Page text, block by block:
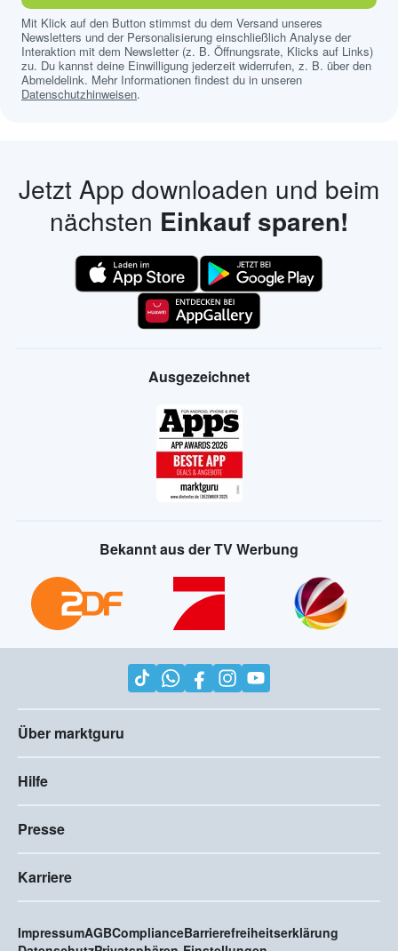
Mit Klick auf den Button stimmst du dem Versand unseres
Newsletters und der Personalisierung einschließlich Analyse der
Interaktion mit dem Newsletter (z. B. Öffnungsrate, Klicks auf Links)
zu. Du kannst deine Einwilligung jederzeit widerrufen, z. B. über den
Abmeldelink. Mehr Informationen findest du in unseren
Datenschutzhinweisen.
Jetzt App downloaden und beim
nächsten Einkauf sparen!
Ausgezeichnet
Bekannt aus der TV Werbung
Über marktguru
Hilfe
Presse
Karriere
ImpressumAGBComplianceBarrierefreiheitserklärung